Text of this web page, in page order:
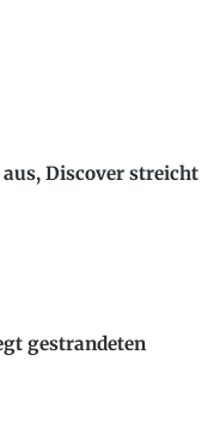
Discover streicht
gestrandeten